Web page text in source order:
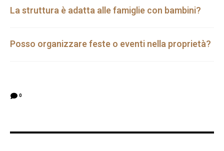
La struttura è adatta alle famiglie con bambini?
Posso organizzare feste o eventi nella proprietà?
0